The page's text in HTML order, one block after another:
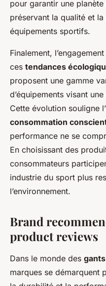
pour garantir une
préservant la qualité et
équipements sportifs.
Finalement,
ces tendances
proposent une gamme
d’équipements visant
Cette évolution souligne
consommation
performance ne se
En choisissant des
consommateurs
industrie du sport plus
l’environnement.
Brand
product reviews
Dans le monde des
marques se démarquent